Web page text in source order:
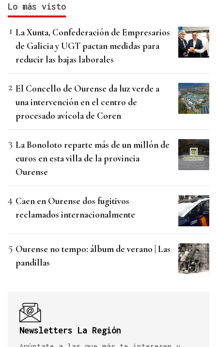
Lo más visto
La Xunta, Confederación de Empresarios
de Galicia y UGT pactan medidas para
reducir las bajas laborales
El Concello de Ourense da luz verde a
una intervención en el centro de
procesado avícola de Coren
La Bonoloto reparte más de un millón de
euros en esta villa de la provincia
Ourense
Caen en Ourense dos fugitivos
reclamados internacionalmente
Ourense no tempo: álbum de verano | Las
pandillas
Newsletters La Región